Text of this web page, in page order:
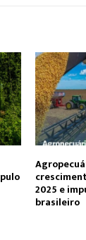
2025 e
brasileiro